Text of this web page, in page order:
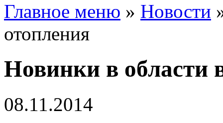
Главное меню » Новости
отопления
Новинки в области
08.11.2014